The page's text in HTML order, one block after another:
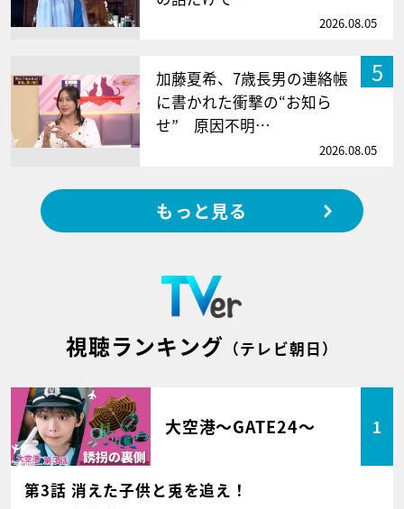
2026.08.05
5
加藤夏希、7歳長男の連絡帳
に書かれた衝撃の“お知ら
せ” 原因不明…
2026.08.05
もっと見る
視聴ランキング （テレビ朝日）
大空港～GATE24～ 1
第3話 消えた子供と兎を追え！